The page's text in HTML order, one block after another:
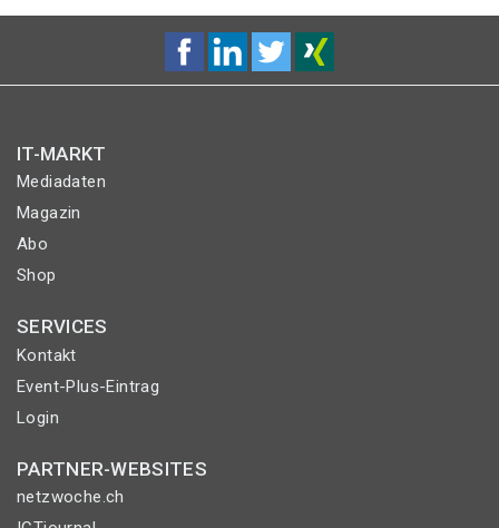
IT-MARKT
Mediadaten
Magazin
Abo
Shop
SERVICES
Kontakt
Event-Plus-Eintrag
Login
PARTNER-WEBSITES
netzwoche.ch